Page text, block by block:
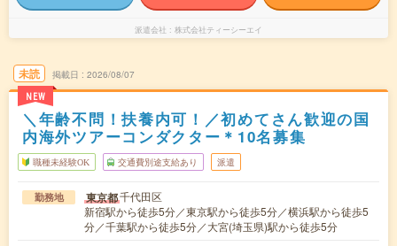
派遣会社 株式会社ティーシーエイ
未読
NEW
掲載日 2026/08/07
＼年齢不問！扶養内可！／初めてさん歓迎の国
内海外ツアーコンダクター＊10名募集
職種未経験OK 交通費別途支給あり 派遣
勤務地 東京都千代田区
新宿駅から徒歩5分／東京駅から徒歩5分／横浜駅から徒歩5
分／千葉駅から徒歩5分／大宮(埼玉県)駅から徒歩5分